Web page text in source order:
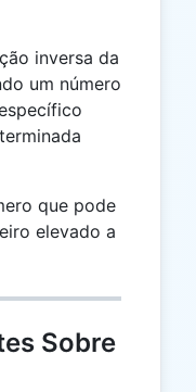
inversa da
um número
que pode
elevado a
Sobre